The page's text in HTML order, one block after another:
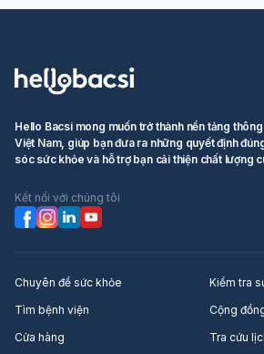
Hello Bacsi mong muốn trở thành nền tảng
Việt Nam, giúp bạn đưa ra những quyết định
sóc sức khỏe và hỗ trợ bạn cải thiện chất lượng
Kết nối với chúng tôi
Chuyên đề sức khỏe
Kiểm tra
Tìm bệnh viện
Cộng
Cửa hàng
Tra cứu